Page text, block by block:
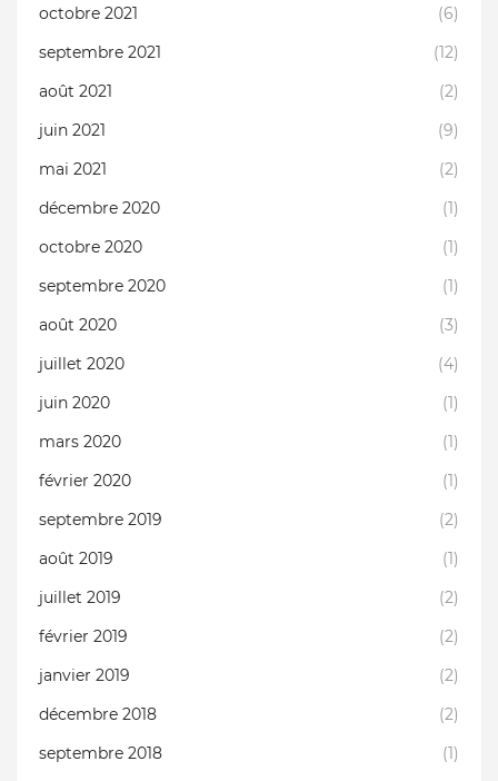
octobre 2021
(6)
septembre 2021
(12)
août 2021
(2)
juin 2021
(9)
mai 2021
(2)
décembre 2020
(1)
octobre 2020
(1)
septembre 2020
(1)
août 2020
(3)
juillet 2020
(4)
juin 2020
(1)
mars 2020
(1)
février 2020
(1)
septembre 2019
(2)
août 2019
(1)
juillet 2019
(2)
février 2019
(2)
janvier 2019
(2)
décembre 2018
(2)
septembre 2018
(1)